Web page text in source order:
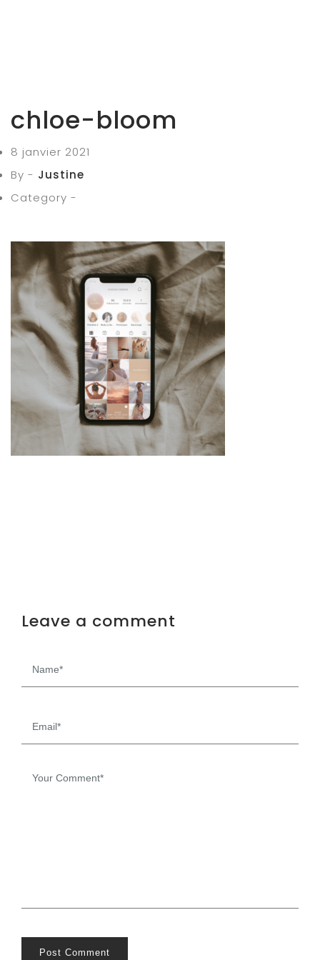
chloe-bloom
8 janvier 2021
By - Justine
Category -
Leave a comment
Post Comment